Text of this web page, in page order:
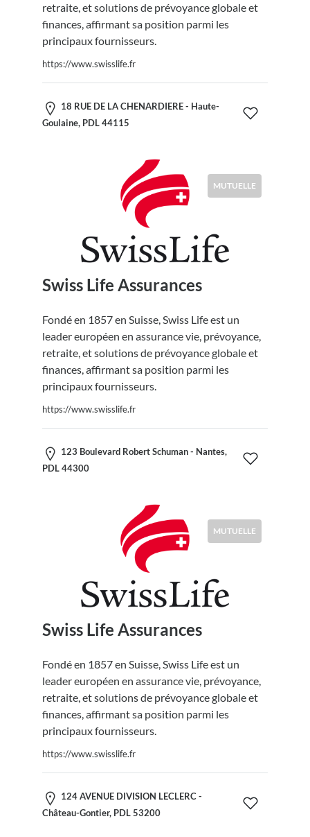
retraite, et solutions de prévoyance globale et
finances, affirmant sa position parmi les
principaux fournisseurs.
https://www.swisslife.fr
18 RUE DE LA CHENARDIERE - Haute-
Goulaine, PDL 44115
MUTUELLE
Swiss Life Assurances
Fondé en 1857 en Suisse, Swiss Life est un
leader européen en assurance vie, prévoyance,
retraite, et solutions de prévoyance globale et
finances, affirmant sa position parmi les
principaux fournisseurs.
https://www.swisslife.fr
123 Boulevard Robert Schuman - Nantes,
PDL 44300
MUTUELLE
Swiss Life Assurances
Fondé en 1857 en Suisse, Swiss Life est un
leader européen en assurance vie, prévoyance,
retraite, et solutions de prévoyance globale et
finances, affirmant sa position parmi les
principaux fournisseurs.
https://www.swisslife.fr
124 AVENUE DIVISION LECLERC -
Château-Gontier, PDL 53200